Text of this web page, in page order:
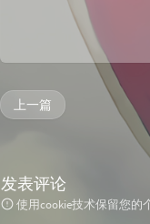
上一篇
发表评论
使用cookie技术保留您的